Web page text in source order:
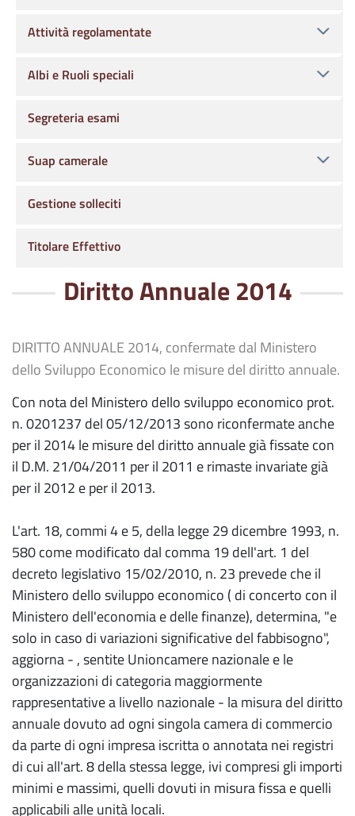
Diritto Annuale 2014
DIRITTO ANNUALE 2014, confermate dal Ministero
dello Sviluppo Economico le misure del diritto annuale.
Con nota del Ministero dello sviluppo economico prot.
n. 0201237 del 05/12/2013 sono riconfermate anche
per il 2014 le misure del diritto annuale già fissate con
il D.M. 21/04/2011 per il 2011 e rimaste invariate già
per il 2012 e per il 2013.
L'art. 18, commi 4 e 5, della legge 29 dicembre 1993, n.
580 come modificato dal comma 19 dell'art. 1 del
decreto legislativo 15/02/2010, n. 23 prevede che il
Ministero dello sviluppo economico ( di concerto con il
Ministero dell'economia e delle finanze), determina, "e
solo in caso di variazioni significative del fabbisogno",
aggiorna - , sentite Unioncamere nazionale e le
organizzazioni di categoria maggiormente
rappresentative a livello nazionale - la misura del diritto
annuale dovuto ad ogni singola camera di commercio
da parte di ogni impresa iscritta o annotata nei registri
di cui all'art. 8 della stessa legge, ivi compresi gli importi
minimi e massimi, quelli dovuti in misura fissa e quelli
applicabili alle unità locali.
Attività regolamentate
Albi e Ruoli speciali
Segreteria esami
Suap camerale
Gestione solleciti
Titolare Effettivo